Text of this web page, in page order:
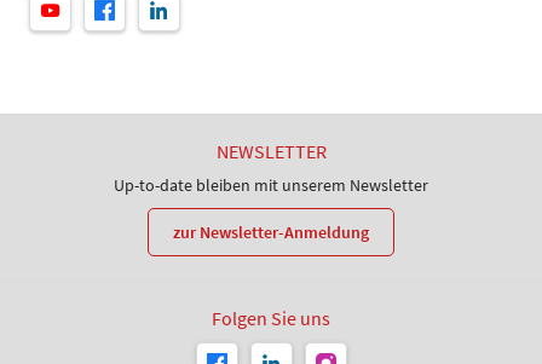
NEWSLETTER
Up-to-date bleiben mit unserem Newsletter
zur Newsletter-Anmeldung
Folgen Sie uns